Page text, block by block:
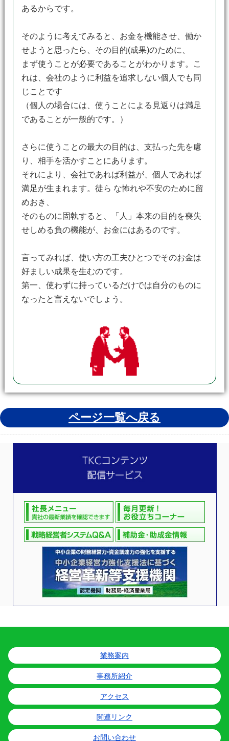
あるからです。
そのように考えてみると、お金を機能させ、働か
せようと思ったら、その目的(成果)のために、
まず使うことが必要であることがわかります。こ
れは、会社のように利益を追求しない個人でも同
じことです
（個人の場合には、使うことによる見返りは満足
であることが一般的です。）
さらに使うことの最大の目的は、支払った先を慮
り、相手を活かすことにあります。
それにより、会社であれば利益が、個人であれば
満足が生まれます。徒ら な怖れや不安のために留
めおき、
そのものに固執すると、「人」本来の目的を喪失
せしめる負の機能が、お金にはあるのです。
言ってみれば、使い方の工夫ひとつでそのお金は
好ましい成果を生むのです。
第一、使わずに持っているだけでは自分のものに
なったと言えないでしょう。
ページ一覧へ戻る
業務案内
事務所紹介
アクセス
関連リンク
お問い合わせ